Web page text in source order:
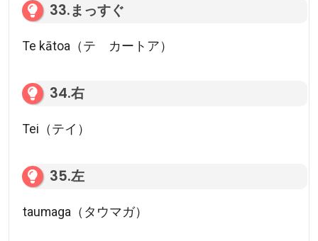
33.まっすぐ
Te kātoa（テ カートア）
34.右
Tei（テイ）
35.左
taumaga（タウマガ）